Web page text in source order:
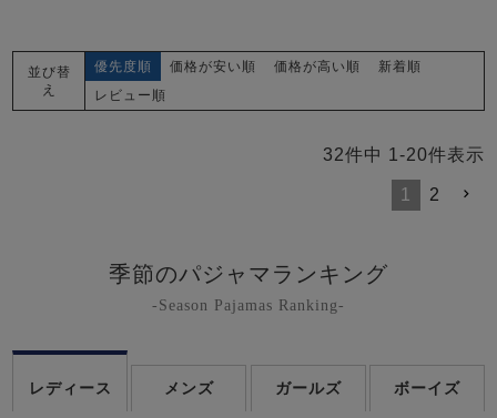
並び替
え
優先度順 価格が安い順 価格が高い順
新着順
レビュー順
32件中 1 -20件表示
1 2
季節のパジャマランキング
-Season Pajamas Ranking-
レディース メンズ ガールズ ボーイズ